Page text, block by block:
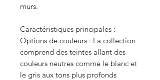
murs.
Caractéristiques principales :
Options de couleurs : La collection
comprend des teintes allant des
couleurs neutres comme le blanc et
le gris aux tons plus profonds